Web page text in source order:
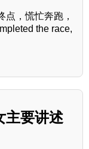
，慌忙奔跑，
the race,
主要讲述